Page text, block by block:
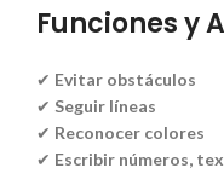
Funciones y
✔ Evitar obstáculos
✔ Seguir líneas
✔ Reconocer colores
✔ Escribir números,